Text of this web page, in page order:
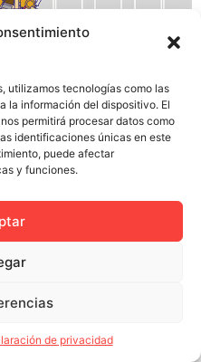
utilizamos tecnologías como las
la información del dispositivo. El
permitirá procesar datos como
identificaciones únicas en este
puede afectar
y funciones.
de privacidad
y la
del Bajo Guadalquivir
de actividades
Gastro-artístico del Sur, el
e Identidad de la XD
del Bajo
[…]
Política de cookies (UE)
© 2023